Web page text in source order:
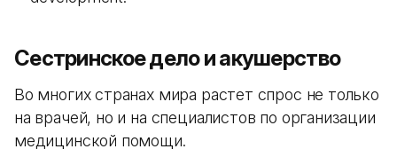
Сестринское дело и акушерство
Во многих странах мира растет спрос не только
на врачей, но и на специалистов по организации
медицинской помощи.